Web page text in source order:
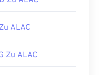
ALAC
Zu ALAC